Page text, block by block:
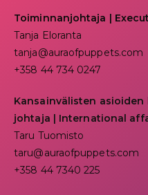
Toiminnanjohtaja |
Tanja Eloranta
tanja@auraofpuppets.com
+358 44 734 0247
Kansainvälisten
johtaja | International
Taru Tuomisto
taru@auraofpuppets.com
+358 44 7340 225